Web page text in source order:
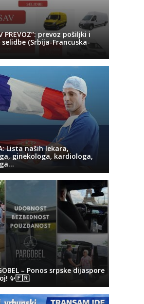
PREVOZ“: prevoz pošiljki i
(Srbija-Francuska-
Lista naših lekara,
ginekologa, kardiologa,
– Ponos srpske dijaspore
✨🇫🇷